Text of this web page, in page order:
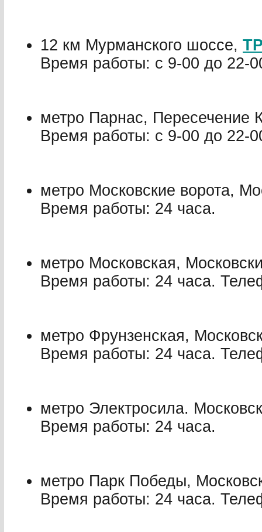
12 км Мурманского шоссе,
Время работы: с 9-00 до 22-
метро Парнас, Пересечение
Время работы: с 9-00 до 22-
метро Московские ворота,
Время работы: 24 часа.
метро Московская,
Время работы: 24 часа.
метро Фрунзенская,
Время работы: 24 часа.
метро Электросила.
Время работы: 24 часа.
метро Парк Победы,
Время работы: 24 часа.